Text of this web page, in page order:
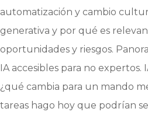
automatización y cambio
generativa y por qué es
oportunidades y riesgos.
IA accesibles para no expertos.
¿qué cambia para un mando
tareas hago hoy que podrían